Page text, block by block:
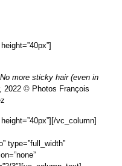
No more sticky hair (even in
2022 © Photos François
vc_column]
type=”full_width”